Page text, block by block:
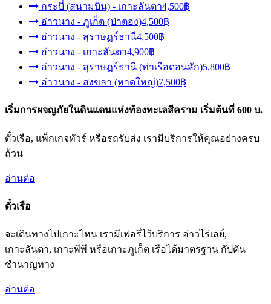
กระบี่ (สนามบิน) - เกาะลันตา4,500฿
อ่าวนาง - ภูเก็ต (ป่าตอง)4,500฿
อ่าวนาง - สุราษฏร์ธานี4,500฿
อ่าวนาง - เกาะลันตา4,900฿
อ่าวนาง - สุราษฎร์ธานี (ท่าเรือดอนสัก)5,800฿
อ่าวนาง - สงขลา (หาดใหญ่)7,500฿
เริ่มการผจญภัยในดินแดนแห่งท้องทะเลสีคราม เริ่มต้นที่ 600 บ.
ตั๋วเรือ, แพ็กเกจทัวร์ หรือรถรับส่ง เรามีบริการให้คุณอย่างครบ
ถ้วน
อ่านต่อ
ตั๋วเรือ
จะเดินทางไปเกาะไหน เรามีเฟอรี่ไว้บริการ อ่าวไร่เลย์,
เกาะลันตา, เกาะพีพี หรือเกาะภูเก็ต เรือได้มาตรฐาน กัปตัน
ชำนาญทาง
อ่านต่อ